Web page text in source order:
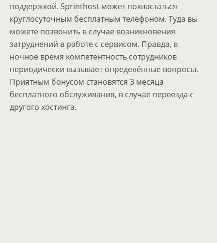
поддержкой. Sprinthost может похвастаться
круглосуточным бесплатным телефоном. Туда вы
можете позвонить в случае возникновения
затруднений в работе с сервисом. Правда, в
ночное время компетентность сотрудников
периодически вызывает определённые вопросы.
Приятным бонусом становятся 3 месяца
бесплатного обслуживания, в случае переезда с
другого хостинга.